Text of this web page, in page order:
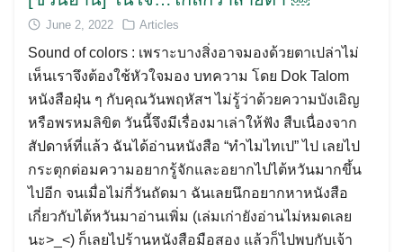
June 2, 2022 Articles
Sound of colors : เพราะบางสิ่งอาจมองด้วยตาเปล่าไม่
เห็นเราจึงต้องใช้หัวใจมอง บทความ โดย Dok Talom
หนังสือฝุ่น ๆ กับคุณวันพฤหัสฯ ไม่รู้ว่าด้วยความบังเอิญ
หรือพรหมลิขิต วันนี้จึงมีเรื่องมาเล่าให้ฟัง สืบเนื่องจาก
สัปดาห์ที่แล้ว ฉันได้อ่านหนังสือ “ทำไมไทเป” ไป เลยไป
กระตุกต่อมความอยากรู้จักและอยากไปไต้หวันมากขึ้น
ไปอีก จนเมื่อไม่กี่วันถัดมา ฉันเลยนึกอยากหาหนังสือ
เกี่ยวกับไต้หวันมาอ่านเพิ่ม (เล่มเก่ายังอ่านไม่หมดเลย
นะ>_<) ก็เลยไปร้านหนังสือมือสอง แล้วก็ไปพบกับเจ้า